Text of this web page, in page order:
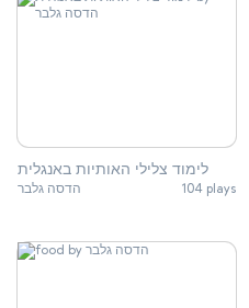
לימוד צלילי האותיות באנגלית
הדסה גלבר 104 plays